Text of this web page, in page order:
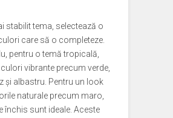
stabilit tema, selectează o
care să o completeze.
pentru o temă tropicală,
vibrante precum verde,
și albastru. Pentru un look
naturale precum maro,
închis sunt ideale. Aceste